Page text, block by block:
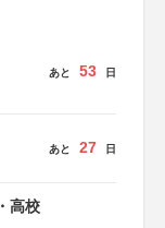
あと 53 日
あと 27 日
高校